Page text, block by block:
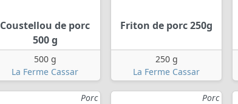
Coustellou de porc
500 g
500 g
La Ferme Cassar
Friton de porc 250g
250 g
La Ferme Cassar
Porc Porc